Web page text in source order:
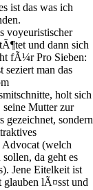
ist das was ich
voyeuristischer
und dann sich
fÃ¼r Pro Sieben:
man das
holt sich
Mutter zur
gezeichnet, sondern
Advocat (welch
da geht es
Jene Eitelkeit ist
glauben lÃ¤sst und